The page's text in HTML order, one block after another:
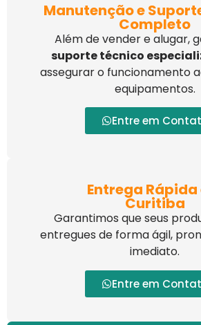
Manutenção e
Completo
Além de vender e alugar,
suporte técnico
assegurar o funcionamento
equipamentos.
Entre em
Entrega Rápida
Curitiba
Garantimos que seus
entregues de forma ágil,
imediato.
Entre em